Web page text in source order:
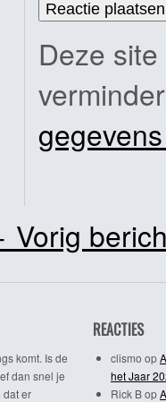
Deze
Vorig
komt. Is de
dan snel je
dat er
REACTIES
clismo op
het Jaar
Rick Bop